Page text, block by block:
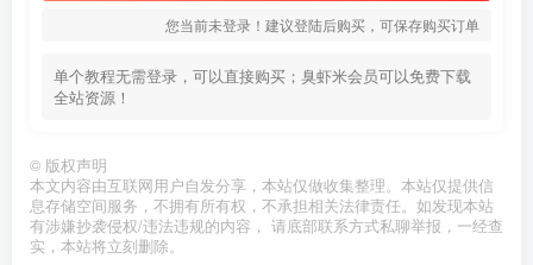
您当前未登录！建议登陆后购买，可保存购买订单
单个教程无需登录，可以直接购买；臭虾米会员可以免费下载
全站资源！
© 版权声明
本文内容由互联网用户自发分享，本站仅做收集整理。本站仅提供信
息存储空间服务，不拥有所有权，不承担相关法律责任。如发现本站
有涉嫌抄袭侵权/违法违规的内容， 请底部联系方式私聊举报，一经查
实，本站将立刻删除。